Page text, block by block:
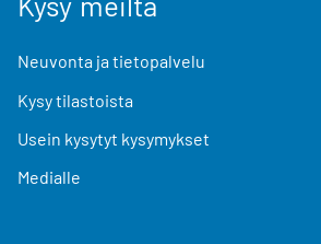
Neuvonta ja tietopalvelu
Kysy tilastoista
Usein kysytyt kysymykset
Medialle